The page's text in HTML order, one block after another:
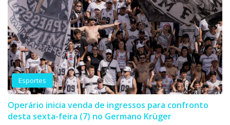
Esportes
Operário inicia venda de ingressos para confronto
desta sexta-feira (7) no Germano Krüger